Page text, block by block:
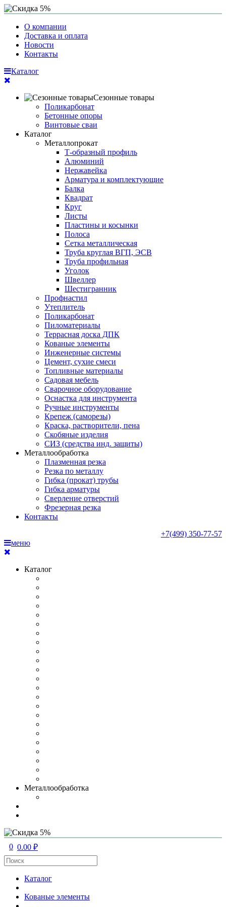
О компании
Доставка и оплата
Новости
Контакты
Каталог
Сезонные товары
Поликарбонат
Бетонные опоры
Винтовые сваи
Каталог
Металлопрокат
Т-образный профиль
Алюминий
Нержавейка
Арматура и комплектующие
Балка
Квадрат
Круг
Листы
Пластины и косынки
Полоса
Сетка металлическая
Труба круглая ВГП, ЭСВ
Труба профильная
Уголок
Швеллер
Шестигранник
Профнастил
Утеплитель
Поликарбонат
Пиломатериалы
Террасная доска ДПК
Кованые элементы
Инженерные системы
Цемент, сухие смеси
Топливные материалы
Садовая мебель
Сварочное оборудование
Оснастка для инструмента
Ручные инструменты
Крепеж (саморезы)
Краска, растворители, пена
Скобяные изделия
СИЗ (средства инд. защиты)
Металлообработка
Плазменная резка
Резка по металлу
Гибка (прокат) трубы
Гибка арматуры
Сверление отверстий
Фрезерная резка
Контакты
+7(499) 350-77-57
меню
Каталог
Металлообработка
0 0.00 ₽
Каталог
Кованые элементы